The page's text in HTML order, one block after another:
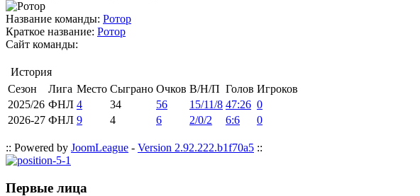
Название команды: Ротор
Краткое название: Ротор
Сайт команды:
История
Сезон
Лига Место Сыграно Очков В/Н/П Голов Игроков
2025/26 ФНЛ 4 34 56 15/11/8 47:26 0
2026-27 ФНЛ 9 4 6 2/0/2 6:6 0
:: Powered by JoomLeague - Version 2.92.222.b1f70a5 ::
Первые лица